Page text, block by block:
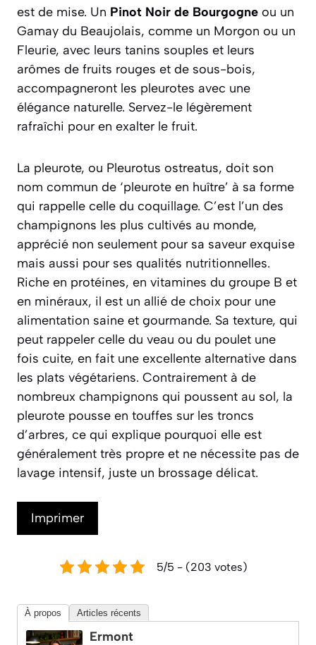
est de mise. Un Pinot Noir de Bourgogne ou un
Gamay du Beaujolais, comme un Morgon ou un
Fleurie, avec leurs tanins souples et leurs
arômes de fruits rouges et de sous-bois,
accompagneront les pleurotes avec une
élégance naturelle. Servez-le légèrement
rafraîchi pour en exalter le fruit.
La pleurote, ou Pleurotus ostreatus, doit son
nom commun de ‘pleurote en huître’ à sa forme
qui rappelle celle du coquillage. C’est l’un des
champignons les plus cultivés au monde,
apprécié non seulement pour sa saveur exquise
mais aussi pour ses qualités nutritionnelles.
Riche en protéines, en vitamines du groupe B et
en minéraux, il est un allié de choix pour une
alimentation saine et gourmande. Sa texture, qui
peut rappeler celle du veau ou du poulet une
fois cuite, en fait une excellente alternative dans
les plats végétariens. Contrairement à de
nombreux champignons qui poussent au sol, la
pleurote pousse en touffes sur les troncs
d’arbres, ce qui explique pourquoi elle est
généralement très propre et ne nécessite pas de
lavage intensif, juste un brossage délicat.
Imprimer
5/5 - (203 votes)
À propos Articles récents
Ermont